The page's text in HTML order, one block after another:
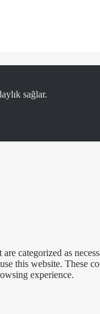
sağlar.
categorized as
this website. These
experience.